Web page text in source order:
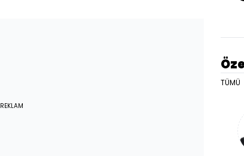
REKLAM
TÜMÜ